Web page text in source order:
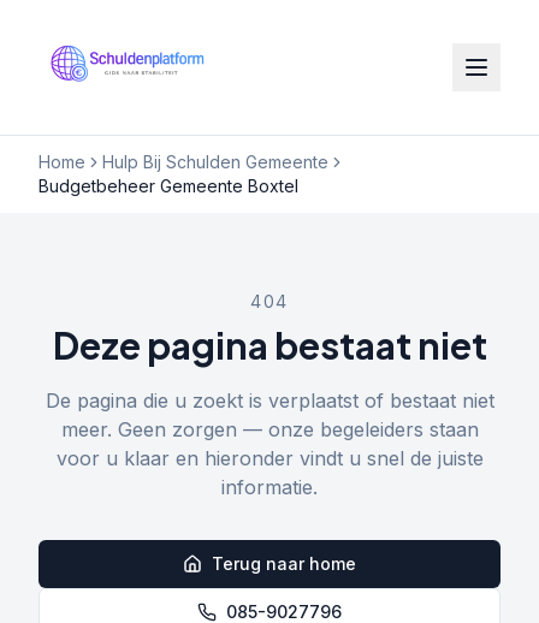
Home
Hulp Bij Schulden Gemeente
Budgetbeheer Gemeente Boxtel
404
Deze pagina bestaat niet
De pagina die u zoekt is verplaatst of bestaat niet
meer. Geen zorgen — onze begeleiders staan
voor u klaar en hieronder vindt u snel de juiste
informatie.
Terug naar home
085-9027796